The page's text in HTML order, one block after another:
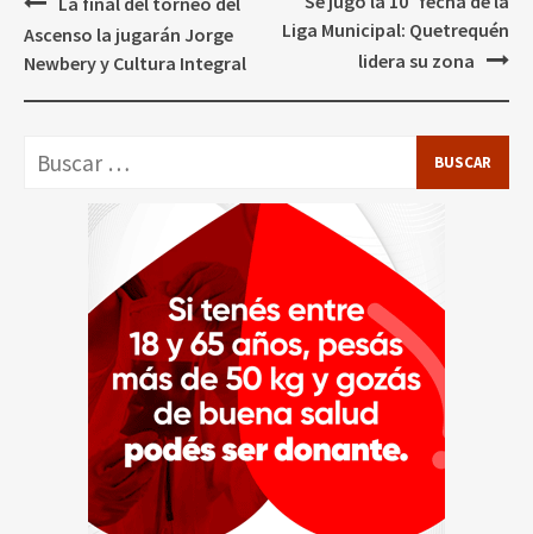
de
entradas
Ascenso la jugarán Jorge
Newbery y Cultura Integral
Liga Municipal: Quetrequén
lidera su zona
Buscar: